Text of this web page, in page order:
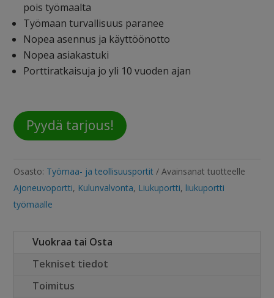
pois työmaalta
Työmaan turvallisuus paranee
Nopea asennus ja käyttöönotto
Nopea asiakastuki
Porttiratkaisuja jo yli 10 vuoden ajan
Pyydä tarjous!
Osasto: Työmaa- ja teollisuusportit
Avainsanat tuotteelle
Ajoneuvoportti, Kulunvalvonta, Liukuportti, liukuportti
työmaalle
Vuokraa tai Osta
Tekniset tiedot
Toimitus